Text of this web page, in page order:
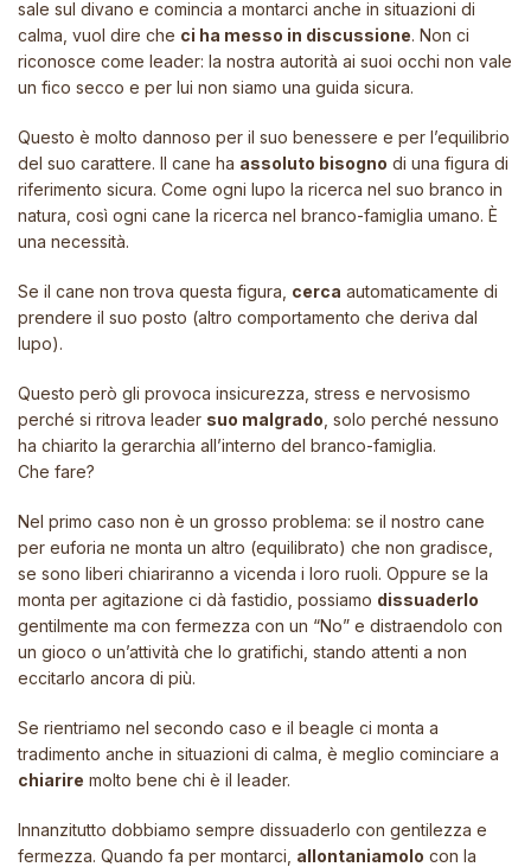
sale sul divano e comincia a montarci anche in situazioni di
calma, vuol dire che ci ha messo in discussione. Non ci
riconosce come leader: la nostra autorità ai suoi occhi non vale
un fico secco e per lui non siamo una guida sicura.
Questo è molto dannoso per il suo benessere e per l’equilibrio
del suo carattere. Il cane ha assoluto bisogno di una figura di
riferimento sicura. Come ogni lupo la ricerca nel suo branco in
natura, così ogni cane la ricerca nel branco-famiglia umano. È
una necessità.
Se il cane non trova questa figura, cerca automaticamente di
prendere il suo posto (altro comportamento che deriva dal
lupo).
Questo però gli provoca insicurezza, stress e nervosismo
perché si ritrova leader suo malgrado , solo perché nessuno
ha chiarito la gerarchia all’interno del branco-famiglia.
Che fare?
Nel primo caso non è un grosso problema: se il nostro cane
per euforia ne monta un altro (equilibrato) che non gradisce,
se sono liberi chiariranno a vicenda i loro ruoli. Oppure se la
monta per agitazione ci dà fastidio, possiamo dissuaderlo
gentilmente ma con fermezza con un “No” e distraendolo con
un gioco o un’attività che lo gratifichi, stando attenti a non
eccitarlo ancora di più.
Se rientriamo nel secondo caso e il beagle ci monta a
tradimento anche in situazioni di calma, è meglio cominciare a
chiarire molto bene chi è il leader.
Innanzitutto dobbiamo sempre dissuaderlo con gentilezza e
fermezza. Quando fa per montarci, allontaniamolo con la